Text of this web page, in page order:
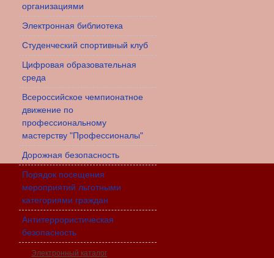
организациями
Электронная библиотека
Студенческий спортивный клуб
Цифровая образовательная
среда
Всероссийское чемпионатное
движение по
профессиональному
мастерству "Профессионалы"
Дорожная безопасность
Порядок посещения
мероприятий льготными
категориями граждан
Антитеррористическая
безопасность
Электронный каталог